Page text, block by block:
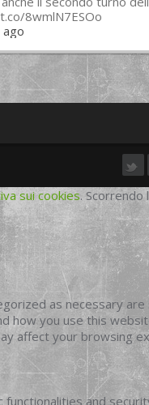
8wmlN7ESOo
sui cookies. Scorrendo
as necessary
how you use this
affect your browsing
and